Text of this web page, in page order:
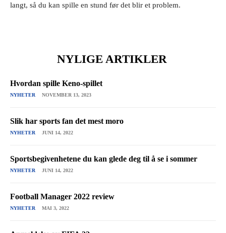
langt, så du kan spille en stund før det blir et problem.
NYLIGE ARTIKLER
Hvordan spille Keno-spillet
NYHETER NOVEMBER 13, 2023
Slik har sports fan det mest moro
NYHETER JUNI 14, 2022
Sportsbegivenhetene du kan glede deg til å se i sommer
NYHETER JUNI 14, 2022
Football Manager 2022 review
NYHETER MAI 3, 2022